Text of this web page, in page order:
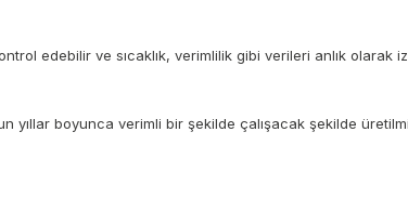
edebilir ve sıcaklık, verimlilik gibi verileri anlık olarak
boyunca verimli bir şekilde çalışacak şekilde